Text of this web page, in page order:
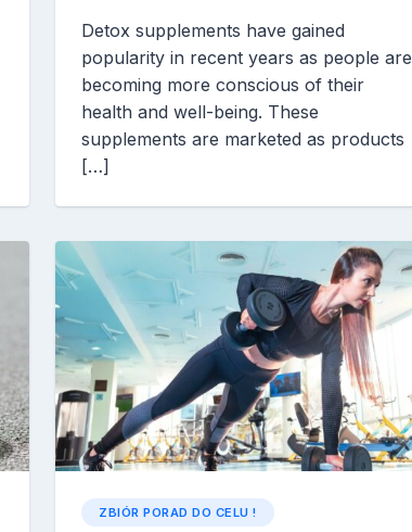
Detox supplements have gained
popularity in recent years as people are
becoming more conscious of their
health and well-being. These
supplements are marketed as products
[…]
ZBIÓR PORAD DO CELU !